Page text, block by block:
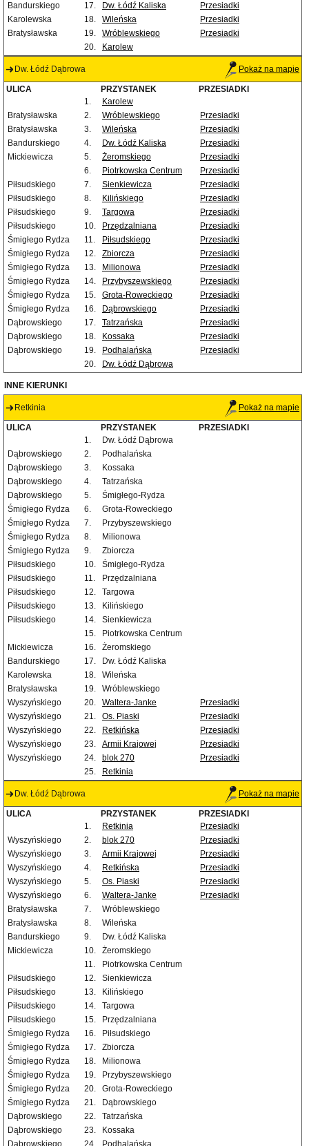
Bandurskiego
17. Dw. Łódź Kaliska
Przesiadki
Karolewska
18. Wileńska
Przesiadki
Bratysławska
19. Wróblewskiego
Przesiadki
20.
Karolew
Dw. Łódź Dąbrowa Pokaż na mapie
ULICA PRZYSTANEK
PRZESIADKI
1.
Karolew
Bratysławska
2. Wróblewskiego
Przesiadki
Bratysławska
3. Wileńska
Przesiadki
Bandurskiego
4. Dw. Łódź Kaliska
Przesiadki
Mickiewicza
5. Żeromskiego
Przesiadki
6.
Piotrkowska Centrum
Przesiadki
Piłsudskiego
7. Sienkiewicza
Przesiadki
Piłsudskiego
8. Kilińskiego
Przesiadki
Piłsudskiego
9. Targowa
Przesiadki
Piłsudskiego
10. Przędzalniana
Przesiadki
Śmigłego Rydza
11. Piłsudskiego
Przesiadki
Śmigłego Rydza
12. Zbiorcza
Przesiadki
Śmigłego Rydza
13. Milionowa
Przesiadki
Śmigłego Rydza
14. Przybyszewskiego
Przesiadki
Śmigłego Rydza
15. Grota-Roweckiego
Przesiadki
Śmigłego Rydza
16. Dąbrowskiego
Przesiadki
Dąbrowskiego
17. Tatrzańska
Przesiadki
Dąbrowskiego
18. Kossaka
Przesiadki
Dąbrowskiego
19. Podhalańska
Przesiadki
20.
Dw. Łódź Dąbrowa
INNE KIERUNKI
Retkinia Pokaż na mapie
ULICA PRZYSTANEK
PRZESIADKI
1.
Dw. Łódź Dąbrowa
Dąbrowskiego
2.
Podhalańska
Dąbrowskiego
3.
Kossaka
Dąbrowskiego
4.
Tatrzańska
Dąbrowskiego
5.
Śmigłego-Rydza
Śmigłego Rydza
6.
Grota-Roweckiego
Śmigłego Rydza
7.
Przybyszewskiego
Śmigłego Rydza
8.
Milionowa
Śmigłego Rydza
9.
Zbiorcza
Piłsudskiego
10.
Śmigłego-Rydza
Piłsudskiego
11.
Przędzalniana
Piłsudskiego
12.
Targowa
Piłsudskiego
13.
Kilińskiego
Piłsudskiego
14.
Sienkiewicza
15.
Piotrkowska Centrum
Mickiewicza
16.
Żeromskiego
Bandurskiego
17.
Dw. Łódź Kaliska
Karolewska
18.
Wileńska
Bratysławska
19.
Wróblewskiego
Wyszyńskiego
20. Waltera-Janke
Przesiadki
Wyszyńskiego
21. Os. Piaski
Przesiadki
Wyszyńskiego
22. Retkińska
Przesiadki
Wyszyńskiego
23. Armii Krajowej
Przesiadki
Wyszyńskiego
24. blok 270
Przesiadki
25.
Retkinia
Dw. Łódź Dąbrowa Pokaż na mapie
ULICA PRZYSTANEK
PRZESIADKI
1.
Retkinia
Przesiadki
Wyszyńskiego
2. blok 270
Przesiadki
Wyszyńskiego
3. Armii Krajowej
Przesiadki
Wyszyńskiego
4. Retkińska
Przesiadki
Wyszyńskiego
5. Os. Piaski
Przesiadki
Wyszyńskiego
6. Waltera-Janke
Przesiadki
Bratysławska
7.
Wróblewskiego
Bratysławska
8.
Wileńska
Bandurskiego
9.
Dw. Łódź Kaliska
Mickiewicza
10.
Żeromskiego
11.
Piotrkowska Centrum
Piłsudskiego
12.
Sienkiewicza
Piłsudskiego
13.
Kilińskiego
Piłsudskiego
14.
Targowa
Piłsudskiego
15.
Przędzalniana
Śmigłego Rydza
16.
Piłsudskiego
Śmigłego Rydza
17.
Zbiorcza
Śmigłego Rydza
18.
Milionowa
Śmigłego Rydza
19.
Przybyszewskiego
Śmigłego Rydza
20.
Grota-Roweckiego
Śmigłego Rydza
21.
Dąbrowskiego
Dąbrowskiego
22.
Tatrzańska
Dąbrowskiego
23.
Kossaka
Dąbrowskiego
24. Podhalańska